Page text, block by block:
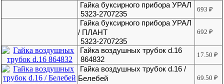
Гайка буксирного прибора УРАЛ
5323-2707235
693₽
Гайка буксирного прибора УРАЛ
/ ПЛАНТ
5323-2707235
692₽
Гайка воздушных трубок d.16
864832
17.50₽
Гайка воздушных трубок d.16 /
Белебей
69.50₽